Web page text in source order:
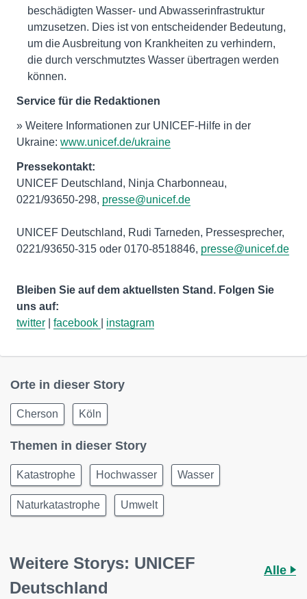
beschädigten Wasser- und Abwasserinfrastruktur
umzusetzen. Dies ist von entscheidender Bedeutung,
um die Ausbreitung von Krankheiten zu verhindern,
die durch verschmutztes Wasser übertragen werden
können.
Service für die Redaktionen
» Weitere Informationen zur UNICEF-Hilfe in der
Ukraine: www.unicef.de/ukraine
Pressekontakt:
UNICEF Deutschland, Ninja Charbonneau,
0221/93650-298, presse@unicef.de
UNICEF Deutschland, Rudi Tarneden, Pressesprecher,
0221/93650-315 oder 0170-8518846, presse@unicef.de
Bleiben Sie auf dem aktuellsten Stand. Folgen Sie
uns auf:
twitter
facebook instagram
Orte in dieser Story
Cherson Köln
Themen in dieser Story
Katastrophe Hochwasser Wasser
Naturkatastrophe Umwelt
Weitere Storys: UNICEF
Deutschland
Alle